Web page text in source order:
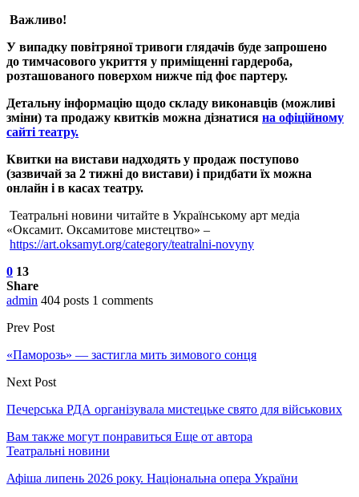
Важливо!
У випадку повітряної тривоги глядачів буде запрошено
до тимчасового укриття у приміщенні гардероба,
розташованого поверхом нижче під фоє партеру.
Детальну інформацію щодо складу виконавців (можливі
зміни) та продажу квитків можна дізнатися на офіційному
сайті театру.
Квитки на вистави надходять у продаж поступово
(зазвичай за 2 тижні до вистави) і придбати їх можна
онлайн і в касах театру.
Театральні новини читайте в Українському арт медіа
«Оксамит. Оксамитове мистецтво» –
https://art.oksamyt.org/category/teatralni-novyny
0 13
Share
admin 404 posts 1 comments
Prev Post
«Паморозь» — застигла мить зимового сонця
Next Post
Печерська РДА організувала мистецьке свято для військових
Вам также могут понравиться Еще от автора
Театральні новини
Афіша липень 2026 року. Національна опера України